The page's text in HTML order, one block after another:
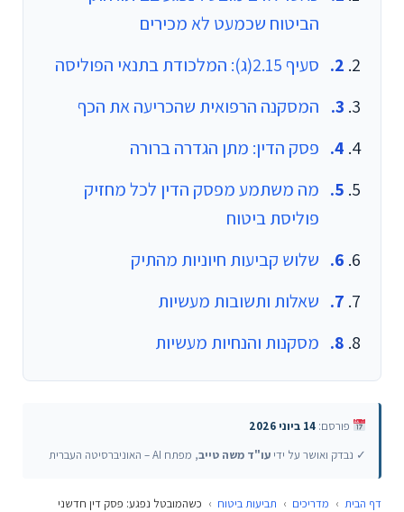
הביטוח שכמעט לא מכירים
סעיף 2.15(ג): המלכודת בתנאי הפוליסה
המסקנה הרפואית שהכריעה את הכף
פסק הדין: מתן הגדרה ברורה
מה משתמע מפסק הדין לכל מחזיק
פוליסת ביטוח
שלוש קביעות חיוניות מהתיק
שאלות ותשובות מעשיות
מסקנות והנחיות מעשיות
פורסם: 14 ביוני 2026
✓ נבדק ואושר על ידי עו"ד משה טייב, מפתח AI – האוניברסיטה העברית
דף הבית › מדריכים › תביעות ביטוח › כשהמובטל נפגע: פסק דין חדשני